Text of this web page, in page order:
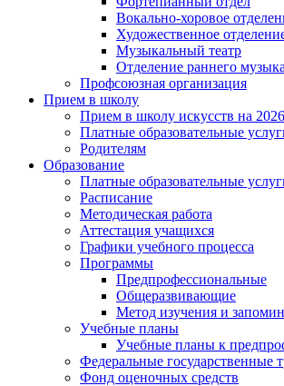
Вокально-хоровое
Художественное
Музыкальный театр
Отделение раннего
Профсоюзная организация
Прием в школу
Прием в школу искусств на
Платные образовательные
Родителям
Образование
Платные образовательные
Расписание
Методическая работа
Аттестация учащихся
Графики учебного процесса
Программы
Предпрофессиональные
Общеразвивающие
Метод изучения и
Учебные планы
Учебные планы к
Федеральные государственные
Фонд оценочных средств